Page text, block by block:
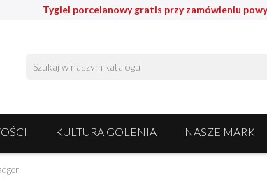
Tygiel porcelanowy gratis przy zamówieniu
KULTURA GOLENIA NASZE MARKI